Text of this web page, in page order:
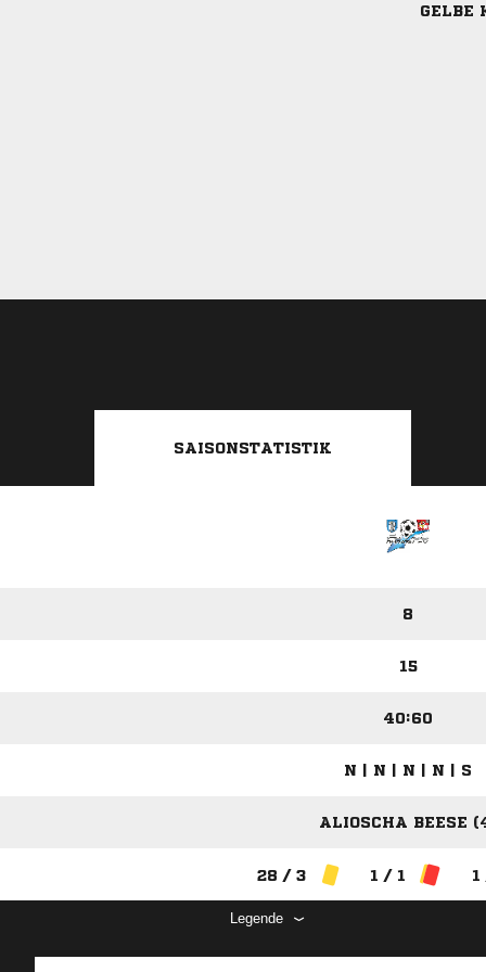
GELBE
SAISONSTATISTIK
8
15
40:60
N | N | N | N | S
ALIOSCHA BEESE
28 / 3 1 / 1 1
Legende